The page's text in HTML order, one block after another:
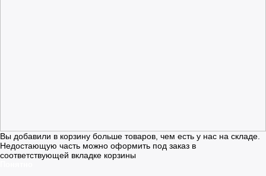
Вы добавили в корзину больше товаров, чем есть у нас на складе.
Недостающую часть можно оформить под заказ в
соответствующей вкладке корзины